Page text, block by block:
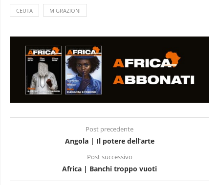
CEUTA MIGRAZIONI
Post precedente
Angola | Il potere dell’arte
Post successivo
Africa | Banchi troppo vuoti